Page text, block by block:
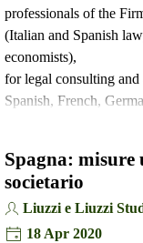
professionals of the
(Italian and Spanish
economists),
for legal consulting and
Spanish, French,
Spagna:
societario
Liuzzi e Liuzzi
18 Apr 2020